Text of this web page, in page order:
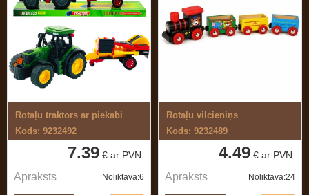
Rotaļu traktors ar piekabi
Kods: 9232492
7.39 € ar PVN.
Apraksts Noliktavā:6
Rotaļu vilcieniņs
Kods: 9232489
4.49 € ar PVN.
Apraksts Noliktavā:24